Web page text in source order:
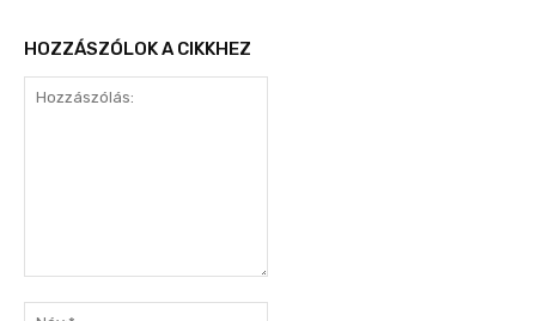
HOZZÁSZÓLOK A CIKKHEZ